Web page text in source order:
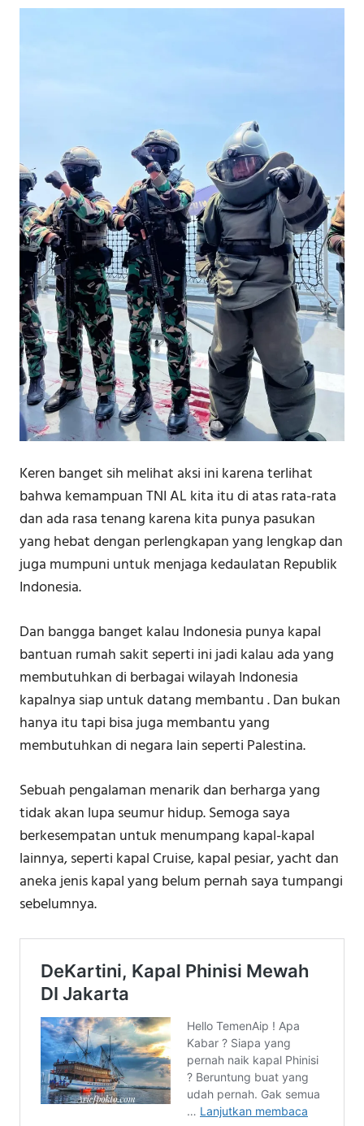
Keren banget sih melihat aksi ini karena terlihat
bahwa kemampuan TNI AL kita itu di atas rata-rata
dan ada rasa tenang karena kita punya pasukan
yang hebat dengan perlengkapan yang lengkap dan
juga mumpuni untuk menjaga kedaulatan Republik
Indonesia.
Dan bangga banget kalau Indonesia punya kapal
bantuan rumah sakit seperti ini jadi kalau ada yang
membutuhkan di berbagai wilayah Indonesia
kapalnya siap untuk datang membantu . Dan bukan
hanya itu tapi bisa juga membantu yang
membutuhkan di negara lain seperti Palestina.
Sebuah pengalaman menarik dan berharga yang
tidak akan lupa seumur hidup. Semoga saya
berkesempatan untuk menumpang kapal-kapal
lainnya, seperti kapal Cruise, kapal pesiar, yacht dan
aneka jenis kapal yang belum pernah saya tumpangi
sebelumnya.